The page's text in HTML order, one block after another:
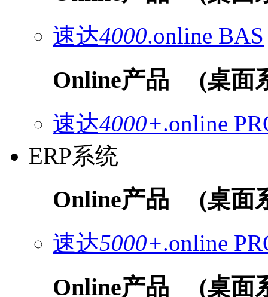
速达4000.online BAS
Online产品 (桌面
速达4000+.online
ERP系统
Online产品 (桌面
速达5000+.online
Online产品 (桌面